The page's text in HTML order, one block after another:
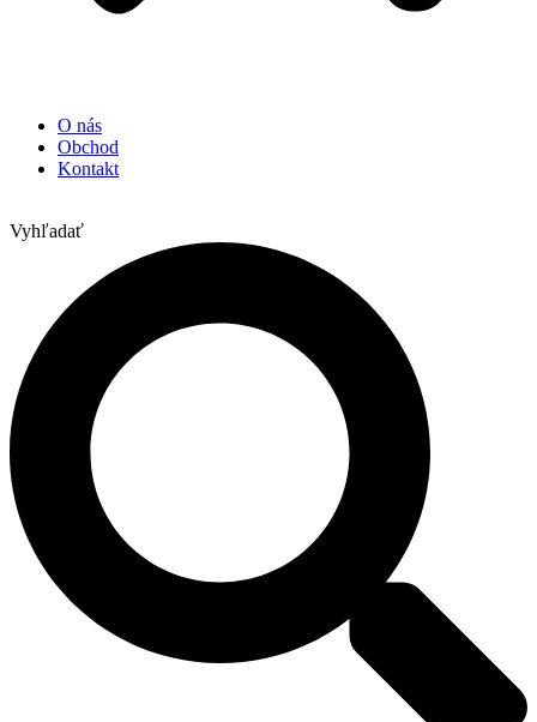
O nás
Obchod
Kontakt
Vyhľadať